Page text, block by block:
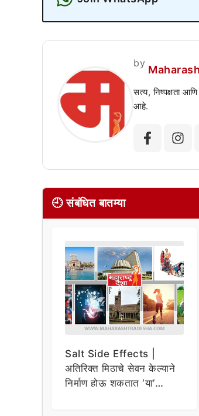
by
सत्य, निष्पक्षता
आहे.
🕘 संबंधित बातम्या
Salt Side Effects |
अतिरिक्त मिठाचे सेवन केल्याने
निर्माण होऊ शकतात ‘या’